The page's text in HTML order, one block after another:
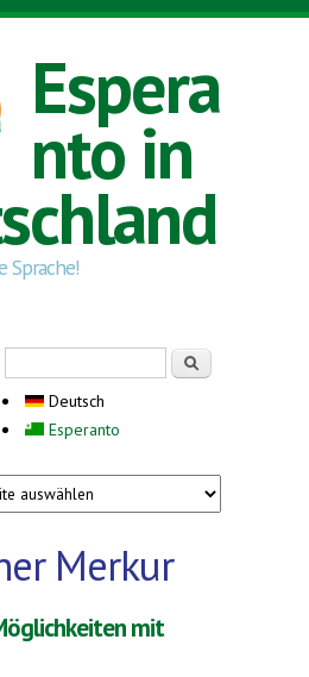
Espera
nto in
Sprache!
Deutsch
Esperanto
Merkur
mit